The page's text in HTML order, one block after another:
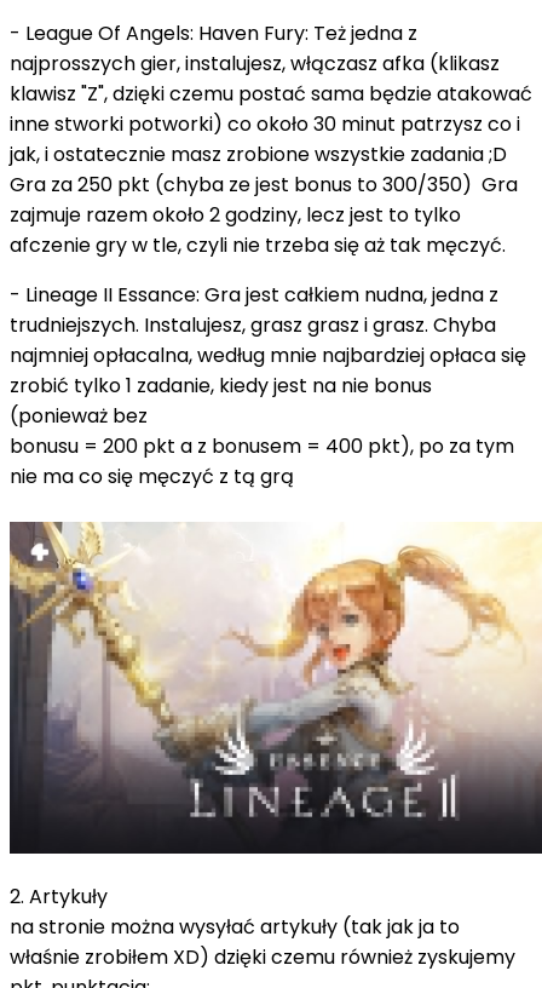
- League Of Angels: Haven Fury: Też jedna z
najprosszych gier, instalujesz, włączasz afka (klikasz
klawisz "Z", dzięki czemu postać sama będzie atakować
inne stworki potworki) co około 30 minut patrzysz co i
jak, i ostatecznie masz zrobione wszystkie zadania ;D
Gra za 250 pkt (chyba ze jest bonus to 300/350) Gra
zajmuje razem około 2 godziny, lecz jest to tylko
afczenie gry w tle, czyli nie trzeba się aż tak męczyć.
- Lineage II Essance: Gra jest całkiem nudna, jedna z
trudniejszych. Instalujesz, grasz grasz i grasz. Chyba
najmniej opłacalna, według mnie najbardziej opłaca się
zrobić tylko 1 zadanie, kiedy jest na nie bonus
(ponieważ bez
bonusu = 200 pkt a z bonusem = 400 pkt), po za tym
nie ma co się męczyć z tą grą
2. Artykuły
na stronie można wysyłać artykuły (tak jak ja to
właśnie zrobiłem XD) dzięki czemu również zyskujemy